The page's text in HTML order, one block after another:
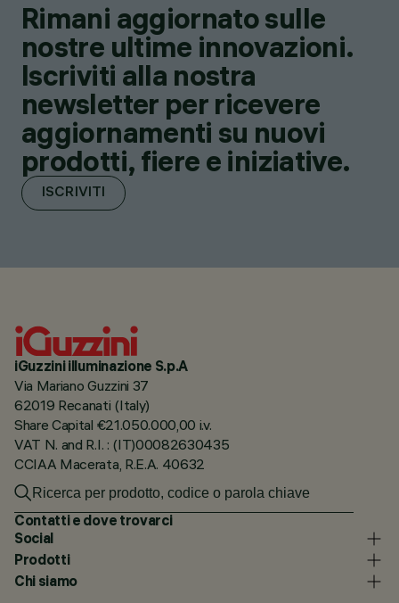
Rimani aggiornato sulle
nostre ultime innovazioni.
Iscriviti alla nostra
newsletter per ricevere
aggiornamenti su nuovi
prodotti, fiere e iniziative.
ISCRIVITI
iGuzzini illuminazione S.p.A
Via Mariano Guzzini 37
62019 Recanati (Italy)
Share Capital €21.050.000,00 i.v.
VAT N. and R.I. : (IT)00082630435
CCIAA Macerata, R.E.A. 40632
Contatti e dove trovarci
Social
Prodotti
Chi siamo